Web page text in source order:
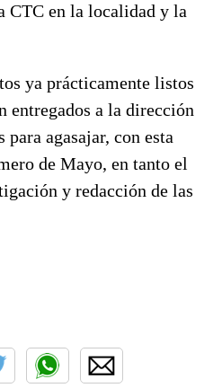
CTC en la localidad y la
ya prácticamente listos
entregados a la dirección
para agasajar, con esta
de Mayo, en tanto el
y redacción de las